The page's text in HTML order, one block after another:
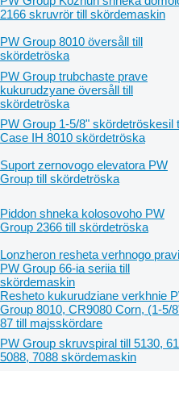
2166 skruvrör till skördemaskin
PW Group 8010 översåll till
skördetröska
PW Group trubchaste prave
kukurudzyane översåll till
skördetröska
PW Group 1-5/8" skördetröskesil
Case IH 8010 skördetröska
Suport zernovogo elevatora PW
Group till skördetröska
Piddon shneka kolosovoho PW
Group 2366 till skördetröska
Lonzheron resheta verhnogo
PW Group 66-ia seriia till
skördemaskin
Resheto kukurudziane verkhnie
Group 8010, CR9080 Corn, (1-5/
87 till majsskördare
PW Group skruvspiral till 5130,
5088, 7088 skördemaskin